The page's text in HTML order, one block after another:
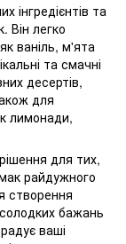
інгредієнтів та
Він легко
ваніль, м'ята
та смачні
десертів,
для
лимонади,
для тих,
райдужного
створення
бажань
ваші